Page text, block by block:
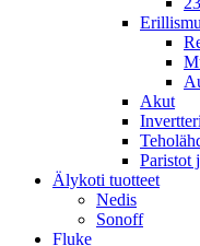
Akut
Paristot
Älykoti tuotteet
Nedis
Sonoff
Fluke